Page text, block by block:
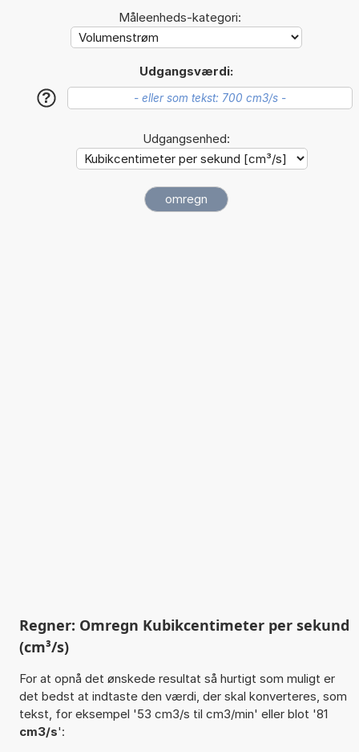
Måleenheds-kategori:
Udgangsværdi:
?
Udgangsenhed:
Regner: Omregn Kubikcentimeter per sekund
(cm³/s)
For at opnå det ønskede resultat så hurtigt som muligt er
det bedst at indtaste den værdi, der skal konverteres, som
tekst, for eksempel '53 cm3/s til cm3/min' eller blot '81
cm3/s':